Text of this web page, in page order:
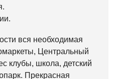
вся необходимая
Центральный
клубы, школа, детский
Прекрасная